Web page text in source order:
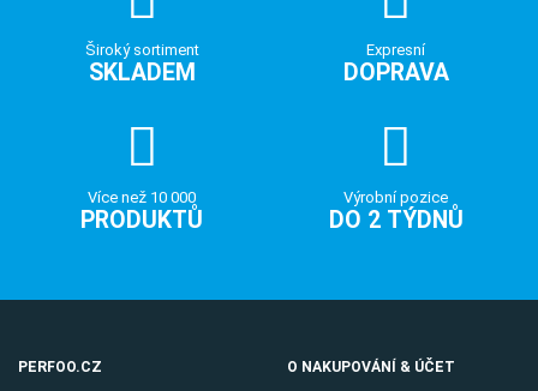
Široký sortiment
SKLADEM
Expresní
DOPRAVA
Více než 10 000
PRODUKTŮ
Výrobní pozice
DO 2 TÝDNŮ
PERFOO.CZ O NAKUPOVÁNÍ & ÚČET